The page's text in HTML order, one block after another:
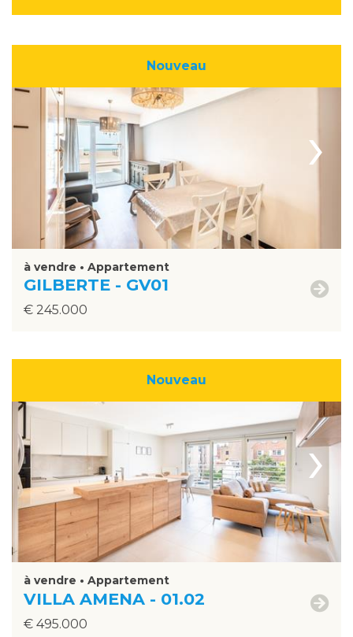
Nouveau
›
à vendre • Appartement
GILBERTE - GV01
€ 245.000
Nouveau
›
à vendre • Appartement
VILLA AMENA - 01.02
€ 495.000